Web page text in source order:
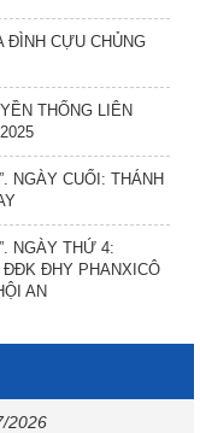
ĐÌNH CỰU CHỦNG
THỐNG LIÊN
NGÀY CUỐI: THÁNH
NGÀY THỨ 4:
ĐHY PHANXICÔ
AN
2026